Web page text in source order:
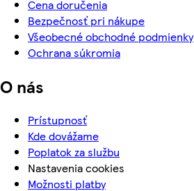
Cena doručenia
Bezpečnosť pri nákupe
Všeobecné obchodné podmienky
Ochrana súkromia
O nás
Prístupnosť
Kde dovážame
Poplatok za službu
Nastavenia cookies
Možnosti platby